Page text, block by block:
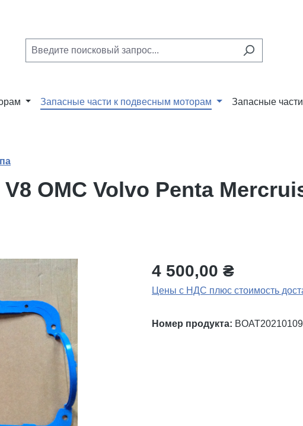
Запасные части к подвесным моторам Запасные
OMC Volvo Penta
4 500,00 ₴
Цены с НДС плюс стоимость
Номер продукта: